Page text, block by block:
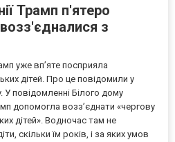
Трамп п'ятеро
з
уже впʼяте посприяла
дітей. Про це повідомили у
У повідомленні Білого дому
допомогла возз’єднати «чергову
дітей». Водночас там не
скільки їм років, і за яких умов